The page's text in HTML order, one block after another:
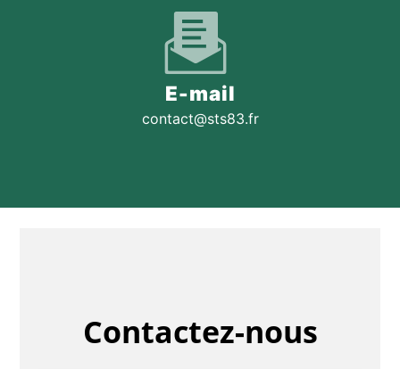
E-mail
contact@sts83.fr
Contactez-nous